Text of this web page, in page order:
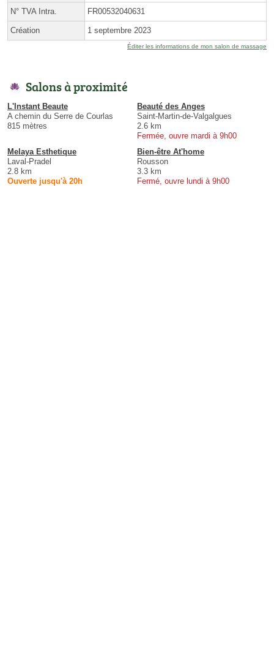
N° TVA Intra. FR00532040631
Création 1 septembre 2023
Éditer les informations de mon salon de massage
Salons à proximité
L'Instant Beaute
A chemin du Serre de Courlas
815 mètres
Beauté des Anges
Saint-Martin-de-Valgalgues
2.6 km
Fermée, ouvre mardi à 9h00
Melaya Esthetique
Laval-Pradel
2.8 km
Ouverte jusqu'à 20h
Bien-être At'home
Rousson
3.3 km
Fermé, ouvre lundi à 9h00